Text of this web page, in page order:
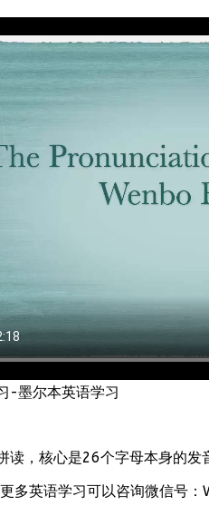
-墨尔本英语学习
读，核心是26个字母本身的发
多英语学习可以咨询微信号